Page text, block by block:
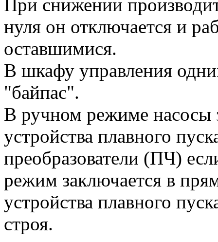
При снижении
нуля он отключается и
оставшимися.
В шкафу управления
"байпас".
В ручном режиме насосы
устройства плавного
преобразователи (ПЧ)
режим заключается в
устройства плавного
строя.